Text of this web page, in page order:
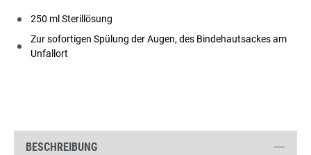
250 ml Sterillösung
Zur sofortigen Spülung der Augen, des Bindehautsackes am
Unfallort
BESCHREIBUNG